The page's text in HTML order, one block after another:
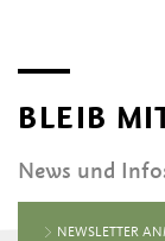
BLEIB
News und
NEWSLETTER